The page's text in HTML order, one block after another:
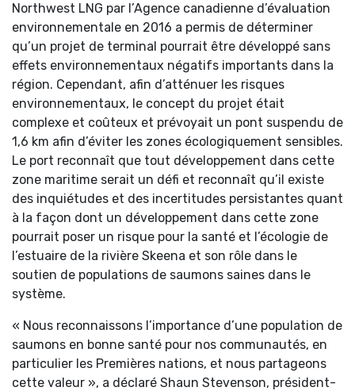
Northwest LNG par l’Agence canadienne d’évaluation
environnementale en 2016 a permis de déterminer
qu’un projet de terminal pourrait être développé sans
effets environnementaux négatifs importants dans la
région. Cependant, afin d’atténuer les risques
environnementaux, le concept du projet était
complexe et coûteux et prévoyait un pont suspendu de
1,6 km afin d’éviter les zones écologiquement sensibles.
Le port reconnaît que tout développement dans cette
zone maritime serait un défi et reconnaît qu’il existe
des inquiétudes et des incertitudes persistantes quant
à la façon dont un développement dans cette zone
pourrait poser un risque pour la santé et l’écologie de
l’estuaire de la rivière Skeena et son rôle dans le
soutien de populations de saumons saines dans le
système.
« Nous reconnaissons l’importance d’une population de
saumons en bonne santé pour nos communautés, en
particulier les Premières nations, et nous partageons
cette valeur », a déclaré Shaun Stevenson, président-